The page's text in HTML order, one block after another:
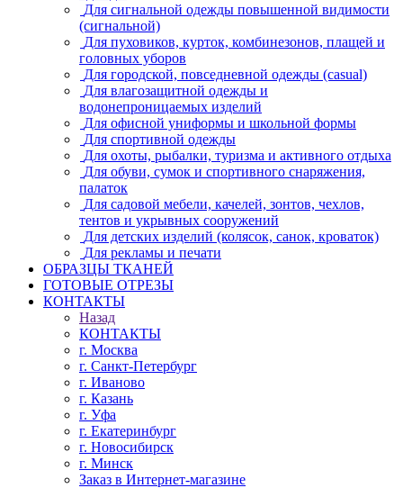
Для сигнальной одежды повышенной видимости
(сигнальной)
Для пуховиков, курток, комбинезонов, плащей и
головных уборов
Для городской, повседневной одежды (casual)
Для влагозащитной одежды и
водонепроницаемых изделий
Для офисной униформы и школьной формы
Для спортивной одежды
Для охоты, рыбалки, туризма и активного отдыха
Для обуви, сумок и спортивного снаряжения,
палаток
Для садовой мебели, качелей, зонтов, чехлов,
тентов и укрывных сооружений
Для детских изделий (колясок, санок, кроваток)
Для рекламы и печати
ОБРАЗЦЫ ТКАНЕЙ
ГОТОВЫЕ ОТРЕЗЫ
КОНТАКТЫ
Назад
КОНТАКТЫ
г. Москва
г. Санкт-Петербург
г. Иваново
г. Казань
г. Уфа
г. Екатеринбург
г. Новосибирск
г. Минск
Заказ в Интернет-магазине